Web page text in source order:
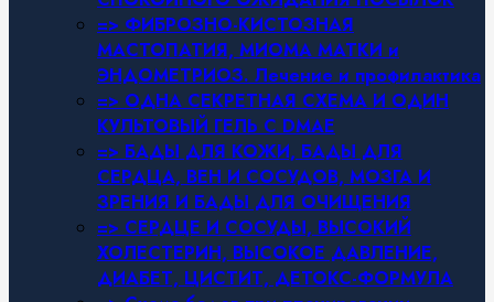
=> ФИБРОЗНО-КИСТОЗНАЯ
МАСТОПАТИЯ, МИОМА МАТКИ и
ЭНДОМЕТРИОЗ. Лечение и профилактика
=> ОДНА СЕКРЕТНАЯ СХЕМА И ОДИН
КУЛЬТОВЫЙ ГЕЛЬ С DMAE
=> БАДЫ ДЛЯ КОЖИ, БАДЫ ДЛЯ
СЕРДЦА, ВЕН И СОСУДОВ, МОЗГА И
ЗРЕНИЯ И БАДЫ ДЛЯ ОЧИЩЕНИЯ
=> СЕРДЦЕ И СОСУДЫ, ВЫСОКИЙ
ХОЛЕСТЕРИН, ВЫСОКОЕ ДАВЛЕНИЕ,
ДИАБЕТ, ЦИСТИТ, ДЕТОКС-ФОРМУЛА